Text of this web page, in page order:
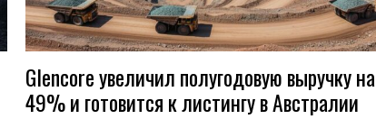
Glencore увеличил полугодовую выручку на
49% и готовится к листингу в Австралии